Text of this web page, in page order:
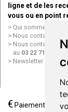
ligne et de les
vous ou en point
Qui sommes nous ?
Nous contacter par
Nous contacter par
au 03 22 71 64 10
Newsletter
€ Paiement